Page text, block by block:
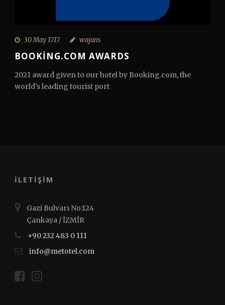
30 May 1717 wajans
BOOKING.COM AWARDS
2021 award given to our hotel by Booking.com, the
world's leading tourist port
İLETİŞİM
Gazi Bulvarı No:124
Çankaya / İZMİR
+90 232 483 0 111
info@metotel.com